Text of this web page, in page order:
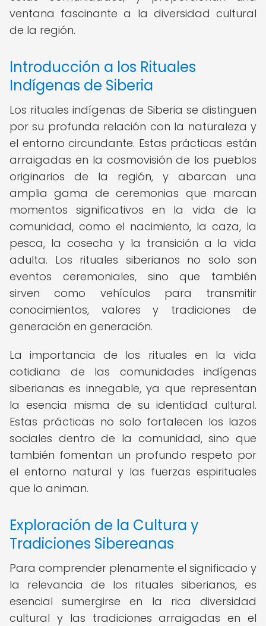
ventana fascinante a la diversidad cultural
de la región.
Introducción a los Rituales
Indígenas de Siberia
Los rituales indígenas de Siberia se distinguen
por su profunda relación con la naturaleza y
el entorno circundante. Estas prácticas están
arraigadas en la cosmovisión de los pueblos
originarios de la región, y abarcan una
amplia gama de ceremonias que marcan
momentos significativos en la vida de la
comunidad, como el nacimiento, la caza, la
pesca, la cosecha y la transición a la vida
adulta. Los rituales siberianos no solo son
eventos ceremoniales, sino que también
sirven como vehículos para transmitir
conocimientos, valores y tradiciones de
generación en generación.
La importancia de los rituales en la vida
cotidiana de las comunidades indígenas
siberianas es innegable, ya que representan
la esencia misma de su identidad cultural.
Estas prácticas no solo fortalecen los lazos
sociales dentro de la comunidad, sino que
también fomentan un profundo respeto por
el entorno natural y las fuerzas espirituales
que lo animan.
Exploración de la Cultura y
Tradiciones Sibereanas
Para comprender plenamente el significado y
la relevancia de los rituales siberianos, es
esencial sumergirse en la rica diversidad
cultural y las tradiciones arraigadas en el